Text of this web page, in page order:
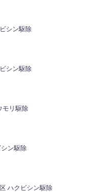
シン駆除
シン駆除
モリ駆除
ン駆除
ハクビシン駆除